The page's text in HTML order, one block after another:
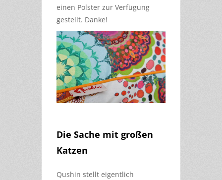
einen Polster zur Verfügung
gestellt. Danke!
Die Sache mit großen
Katzen
Qushin stellt eigentlich